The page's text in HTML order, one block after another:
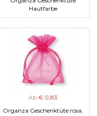
Hautfarbe
Ab € 0,83
Organza Geschenktüte rosa.